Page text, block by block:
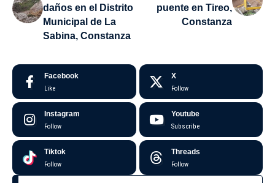
daños en el Distrito
Municipal de La
Sabina, Constanza
puente en Tireo,
Constanza
Facebook
Like
X
Follow
Instagram
Follow
Youtube
Subscribe
Tiktok
Follow
Threads
Follow